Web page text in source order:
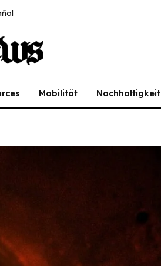
Mobilität Nachhaltigkeit